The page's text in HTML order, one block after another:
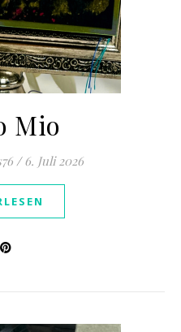
Mio
/ 6. Juli 2026